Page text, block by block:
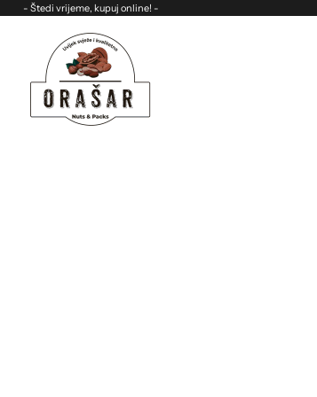
- Štedi vrijeme, kupuj online! -
ORASAR